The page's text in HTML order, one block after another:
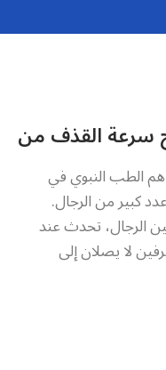
سرعة القذف من
الطب النبوي في
كبير من الرجال.
الرجال، تحدث عند
لا يصلان إلى